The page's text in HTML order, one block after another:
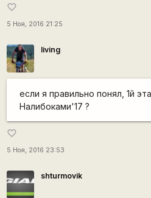
favorite_border
5 Ноя, 2016 21:25
living
если я правильно понял, 1й
Налибоками'17 ?
favorite_border
5 Ноя, 2016 23:53
shturmovik